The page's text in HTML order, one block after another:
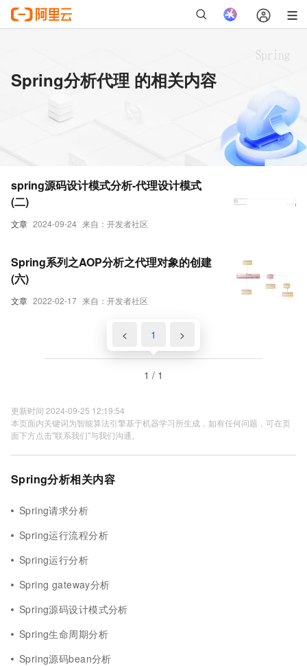
Spring分析代理 的相关内容
文章 2024-09-24 来自：开发者社区
spring源码设计模式分析-代理设计模式
(二)
文章 2022-02-17 来自：开发者社区
Spring系列之AOP分析之代理对象的创建
(六)
< 1 >
1 / 1
更新时间 2024-09-25 12:19:54
本页面内关键词为智能算法引擎基于机器学习所生成，如有任何问题，可在页
面下方点击"联系我们"与我们沟通。
Spring分析相关内容
Spring请求分析
Spring运行流程分析
Spring运行分析
Spring gateway分析
Spring源码设计模式分析
Spring生命周期分析
Spring源码bean分析